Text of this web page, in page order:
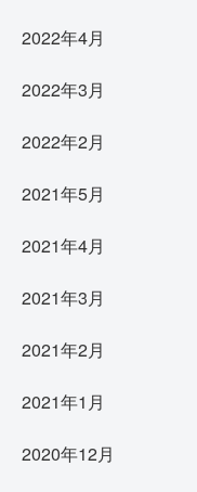
2022年4月
2022年3月
2022年2月
2021年5月
2021年4月
2021年3月
2021年2月
2021年1月
2020年12月